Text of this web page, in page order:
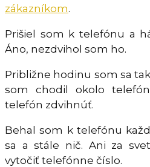
zákazníkom.
Prišiel som k telefónu a
Áno, nezdvihol som ho.
Približne hodinu som sa
som chodil okolo
telefón zdvihnúť.
Behal som k telefónu
sa a stále nič. Ani za
vytočiť telefónne číslo.